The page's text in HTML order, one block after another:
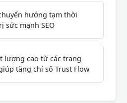
hướng tạm thời
sức mạnh SEO
lượng cao từ các trang
tăng chỉ số Trust Flow